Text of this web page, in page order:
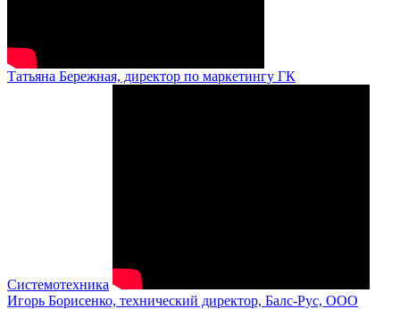
Татьяна Бережная, директор по маркетингу ГК
Системотехника
Игорь Борисенко, технический директор, Балс-Рус, ООО